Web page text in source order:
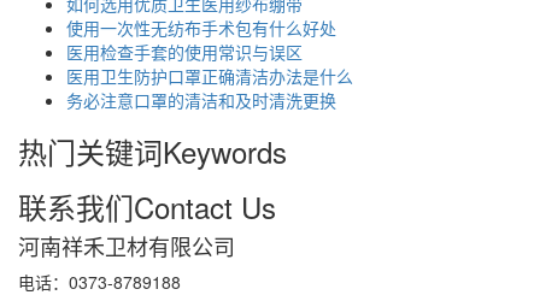
使用一次性无纺布手术包有什么好处
医用检查手套的使用常识与误区
医用卫生防护口罩正确清洁办法是什么
务必注意口罩的清洁和及时清洗更换
热门关键词Keywords
联系我们Contact Us
河南祥禾卫材有限公司
电话：0373-8789188